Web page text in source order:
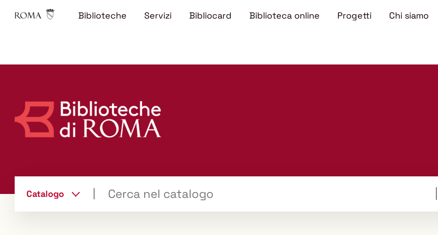
Biblioteche Servizi Bibliocard Biblioteca online Progetti Chi siamo
Catalogocambia
il tuo libro "Catalogo"
la